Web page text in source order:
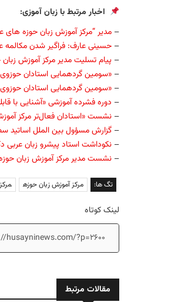
اخبار مرتبط با زبان آموزی:
– مدیر “مرکز آموزش زبان حوزه
– حسینی عارف: فراگیر شدن مکالمه
– پیام تسلیت مدیر مرکز آموزش
– «سومین گردهمایی استادان
– «سومین گردهمایی استادان
– دوره فشرده آموزشی «آشنایی با
– نشست «استادان فعال‌تر مرکز
– گزارش مسؤول بین الملل اساتید
– نکوداشت استاد پیشرو زبان عربی
– نشست مدیر مرکز آموزش زبان
تگ ها: مرکز آموزش زبان حوزه
لینک کوتاه
مقالات مرتبط